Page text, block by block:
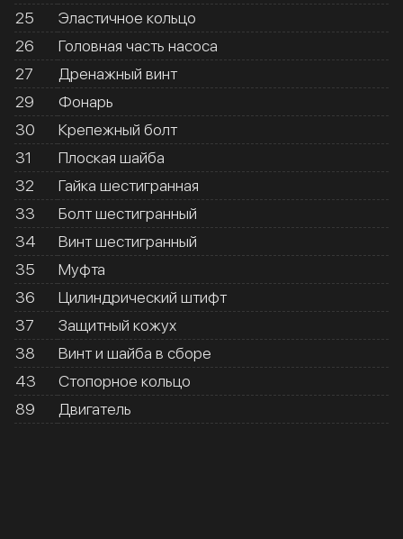
25
Эластичное кольцо
26
Головная часть насоса
27
Дренажный винт
29
Фонарь
30
Крепежный болт
31
Плоская шайба
32
Гайка шестигранная
33
Болт шестигранный
34
Винт шестигранный
35
Муфта
36
Цилиндрический штифт
37
Защитный кожух
38
Винт и шайба в сборе
43
Стопорное кольцо
89
Двигатель